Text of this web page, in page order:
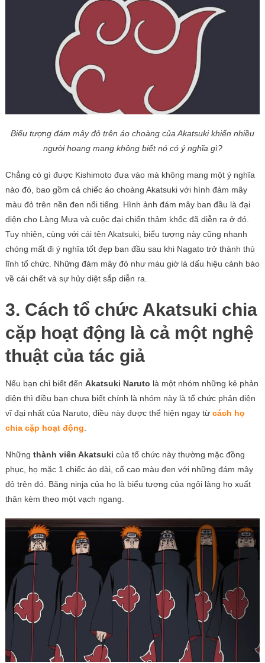
Biểu tượng đám mây đỏ trên áo choàng của Akatsuki khiến nhiều
người hoang mang không biết nó có ý nghĩa gì?
Chẳng có gì được Kishimoto đưa vào mà không mang một ý nghĩa
nào đó, bao gồm cả chiếc áo choàng Akatsuki với hình đám mây
màu đỏ trên nền đen nổi tiếng. Hình ảnh đám mây ban đầu là đại
diện cho Làng Mưa và cuộc đại chiến thảm khốc đã diễn ra ở đó.
Tuy nhiên, cùng với cái tên Akatsuki, biểu tượng này cũng nhanh
chóng mất đi ý nghĩa tốt đẹp ban đầu sau khi Nagato trở thành thủ
lĩnh tổ chức. Những đám mây đỏ như máu giờ là dấu hiệu cảnh báo
về cái chết và sự hủy diệt sắp diễn ra.
3. Cách tổ chức Akatsuki chia
cặp hoạt động là cả một nghệ
thuật của tác giả
Nếu bạn chỉ biết đến Akatsuki Naruto là một nhóm những kẻ phản
diện thì điều bạn chưa biết chính là nhóm này là tổ chức phản diện
vĩ đại nhất của Naruto, điều này được thể hiện ngay từ cách họ
chia cặp hoạt động
Những thành viên Akatsuki của tổ chức này thường mặc đồng
phục, họ mặc 1 chiếc áo dài, cổ cao màu đen với những đám mây
đỏ trên đó. Băng ninja của họ là biểu tượng của ngôi làng họ xuất
thân kèm theo một vạch ngang.